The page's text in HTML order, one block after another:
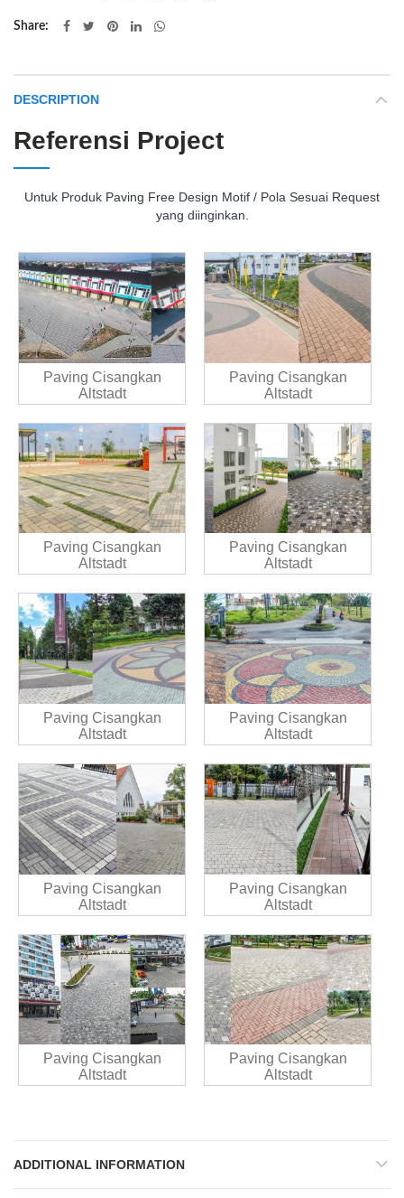
Share
DESCRIPTION
Referensi Project
Untuk Produk Paving Free Design Motif / Pola Sesuai Request
yang diinginkan.
Paving Cisangkan
Altstadt
Paving Cisangkan
Altstadt
Paving Cisangkan
Altstadt
Paving Cisangkan
Altstadt
Paving Cisangkan
Altstadt
Paving Cisangkan
Altstadt
Paving Cisangkan
Altstadt
Paving Cisangkan
Altstadt
Paving Cisangkan
Altstadt
Paving Cisangkan
Altstadt
ADDITIONAL INFORMATION